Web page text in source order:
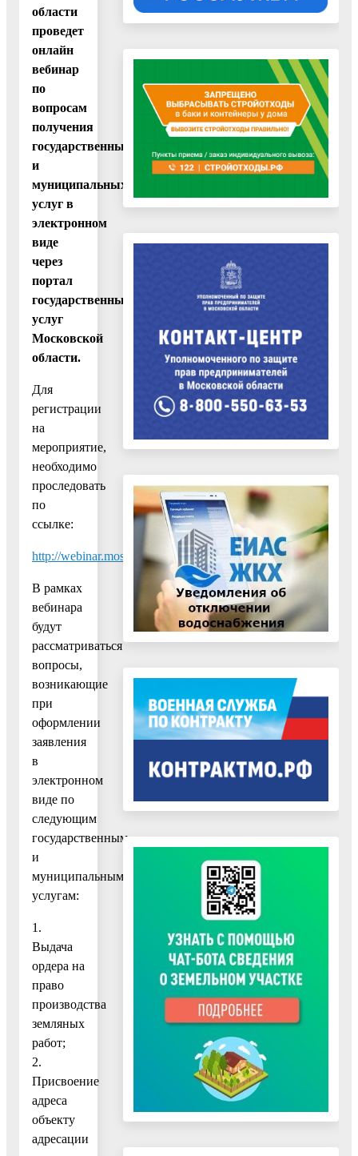
области
проведет
онлайн
вебинар
по
вопросам
получения
государственных
и
муниципальных
услуг в
электронном
виде
через
портал
государственных
услуг
Московской
области.
Для
регистрации
на
мероприятие,
необходимо
проследовать
по
ссылке:
http://webinar.mosreg.ru/mira/s/9eTXZQ
В рамках
вебинара
будут
рассматриваться
вопросы,
возникающие
при
оформлении
заявления
в
электронном
виде по
следующим
государственным
и
муниципальным
услугам:
1.
Выдача
ордера на
право
производства
земляных
работ;
2.
Присвоение
адреса
объекту
адресации